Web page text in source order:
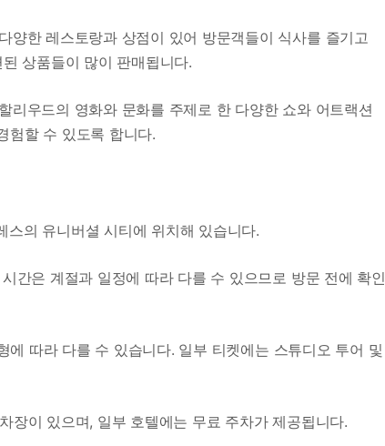
양한 레스토랑과 상점이 있어 방문객들이 식사를 즐기고
상품들이 많이 판매됩니다.
리우드의 영화와 문화를 주제로 한 다양한 쇼와 어트랙션
험할 수 있도록 합니다.
스의 유니버셜 시티에 위치해 있습니다.
간은 계절과 일정에 따라 다를 수 있으므로 방문 전에 확인
에 따라 다를 수 있습니다. 일부 티켓에는 스튜디오 투어 및
장이 있으며, 일부 호텔에는 무료 주차가 제공됩니다.